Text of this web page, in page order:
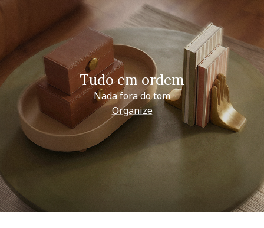
Tudo em ordem
Nada fora do tom
Organize